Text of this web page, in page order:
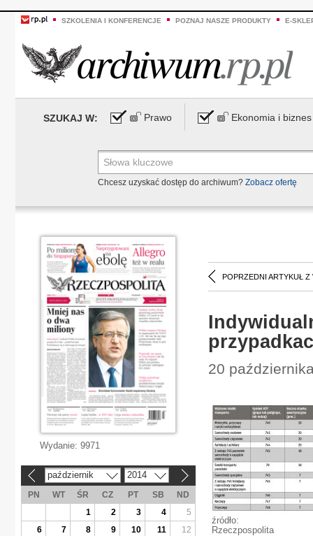
SZKOLENIA I KONFERENCJE POZNAJ NASZE PRODUKTY E-
SZUKAJ W: Prawo Ekonomia i biznes
Chcesz uzyskać dostęp do archiwum? Zobacz ofertę
POPRZEDNI ARTYKUŁ Z
20
źródło:
Rzeczpospolita
Wydanie: 9971
październik 2014
PN WT ŚR CZ PT SB
ND
1
2 3 4
5
6
7 8 9 10 11
12